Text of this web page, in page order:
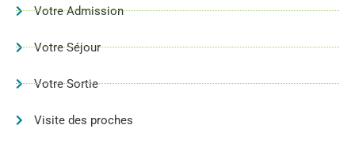
Votre Admission
Votre Séjour
Votre Sortie
Visite des proches